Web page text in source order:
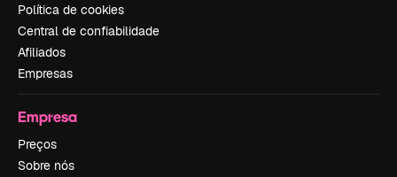
Política de cookies
Central de confiabilidade
Afiliados
Empresas
Empresa
Preços
Sobre nós